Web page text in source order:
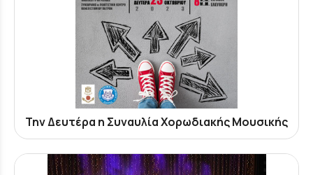
Την Δευτέρα η Συναυλία Χορωδιακής Μουσικής